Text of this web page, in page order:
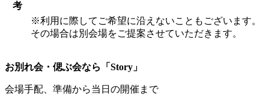
考
※利用に際してご希望に沿えないこともございます。
その場合は別会場をご提案させていただきます。
お別れ会・偲ぶ会なら「Story」
会場手配、準備から当日の開催まで